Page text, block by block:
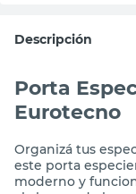
Porta
Organizá tus
este porta